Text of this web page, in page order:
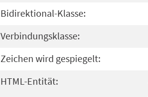
Bidirektional-Klasse:
Verbindungsklasse:
Zeichen wird gespiegelt:
HTML-Entität: